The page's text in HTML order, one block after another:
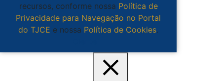
recursos, conforme nossa Política de
Privacidade para Navegação no Portal
do TJCE e nossa Política de Cookies.